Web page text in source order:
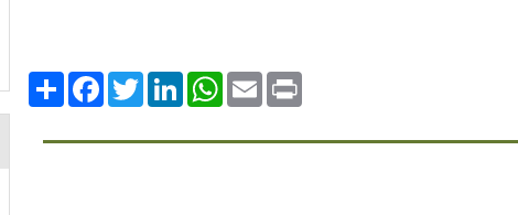
انشر
FacebookTwitterLinkedIn
WhatsAppEmail Print